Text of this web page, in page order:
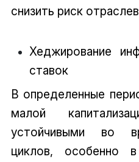
снизить риск
Хеджирование
ставок
В определенные
малой
устойчивыми во
циклов, особенно